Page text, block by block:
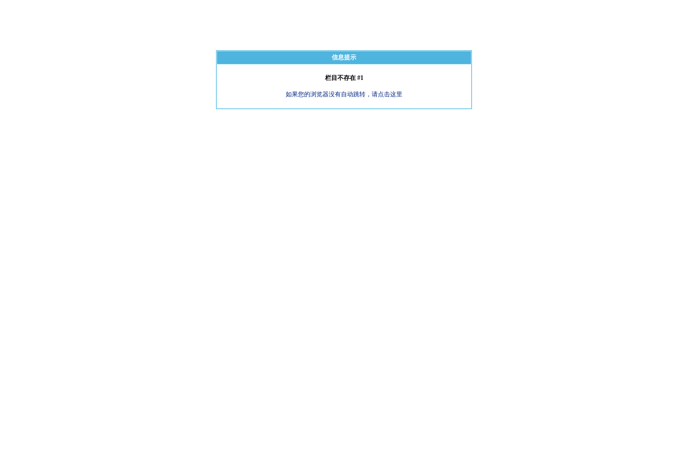
信息提示
栏目不存在 #1
如果您的浏览器没有自动跳转，请点击这里